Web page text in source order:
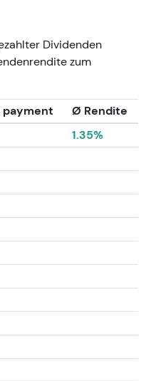
Dividenden
zum
payment
Ø Rendite
1.35%